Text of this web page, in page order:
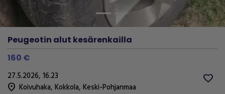
Peugeotin alut kesärenkailla
160 €
favorite
27.5.2026, 16.23
location_on Koivuhaka, Kokkola, Keski-Pohjanmaa